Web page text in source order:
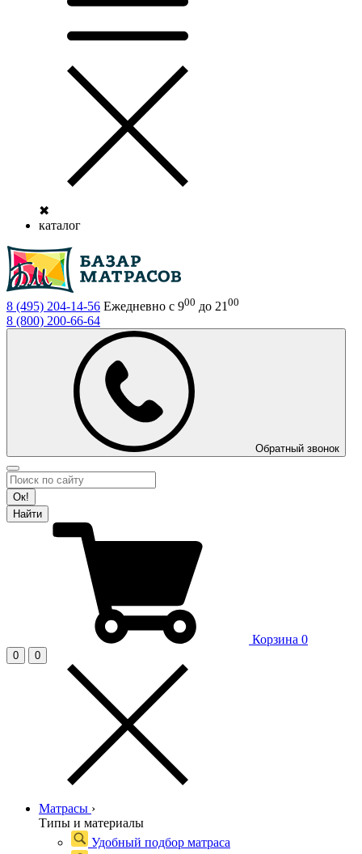
✖
каталог
8 (495) 204-14-56 Ежедневно с 900 до 21 00
8 (800) 200-66-64
Обратный звонок
Ок!
Найти
Корзина 0
0 0
Матрасы ›
Типы и материалы
Удобный подбор матраса